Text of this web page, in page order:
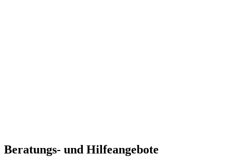
Beratungs- und Hilfeangebote